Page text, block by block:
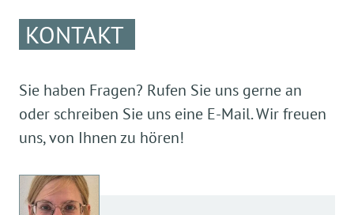
KONTAKT
Sie haben Fragen? Rufen Sie uns gerne an
oder schreiben Sie uns eine E-Mail. Wir freuen
uns, von Ihnen zu hören!